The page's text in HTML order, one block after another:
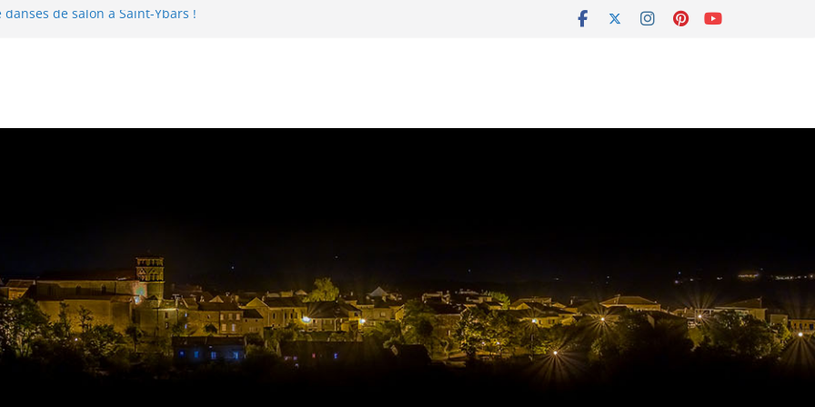
de salon à Saint-Ybars !
Ybars le 22 mai 2026
au 29 mai 2026